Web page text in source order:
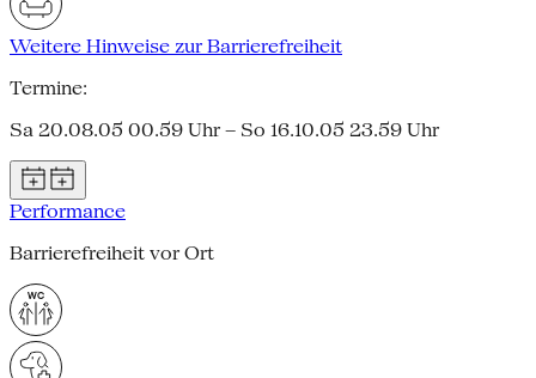
Weitere Hinweise zur Barrierefreiheit
Termine:
Sa 20.08.05 00.59 Uhr – So 16.10.05 23.59 Uhr
Performance
Barrierefreiheit vor Ort